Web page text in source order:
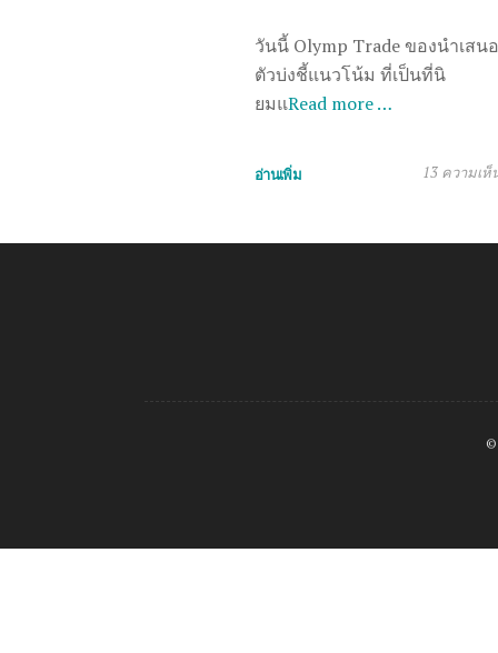
วันนี้ Olymp Trade ของนำเสนอ
ตัวบ่งชี้แนวโน้ม ที่เป็นที่นิ
ยมแRead more …
อ่านเพิ่ม 13 ความเห็
©